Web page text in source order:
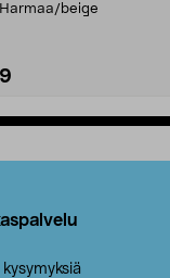
Harmaa/beige
kysymyksiä